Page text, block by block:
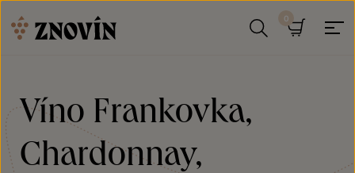
Víno Frankovka,
Chardonnay,